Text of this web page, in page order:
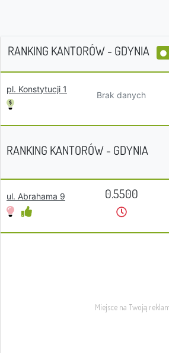
RANKING KANTORÓW - GDYNIA
pl. Konstytucji 1
Brak danych
RANKING KANTORÓW - GDYNIA
ul. Abrahama 9 0.5500